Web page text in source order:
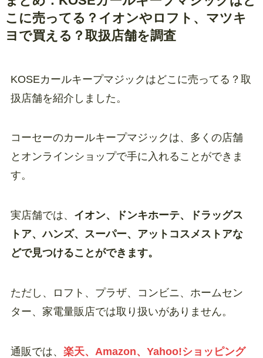
こに売ってる？イオンやロフト、マツキ
ヨで買える？取扱店舗を調査
KOSEカールキープマジックはどこに売ってる？取
扱店舗を紹介しました。
コーセーのカールキープマジックは、多くの店舗
とオンラインショップで手に入れることができま
す。
実店舗では、 イオン、ドンキホーテ、ドラッグス
トア、ハンズ、スーパー、アットコスメストアな
どで見つけることができます。
ただし、ロフト、プラザ、コンビニ、ホームセン
ター、家電量販店では取り扱いがありません。
通販では、 楽天、Amazon、Yahoo!ショッピング